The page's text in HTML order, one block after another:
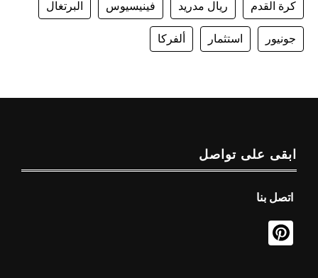
كرة القدم ريال مدريد فينيسيوس البرتغال
جونيور استثمار ألفركا
ابقى على تواصل
اتصل بنا